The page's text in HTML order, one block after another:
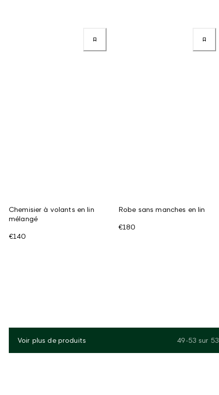
Chemisier à volants en lin
mélangé
€140
Robe sans manches en lin
€180
Voir plus de produits 49-53 sur 53